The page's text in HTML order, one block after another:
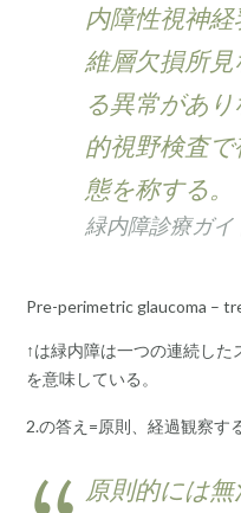
内障性視神
維層欠損所
る異常があ
的視野検査
態を称する。
緑内障診療ガイ
Pre-perimetric glaucoma –
↑は緑内障は一つの連続した
を意味している。
2.の答え=原則、経過観察す
原則的には